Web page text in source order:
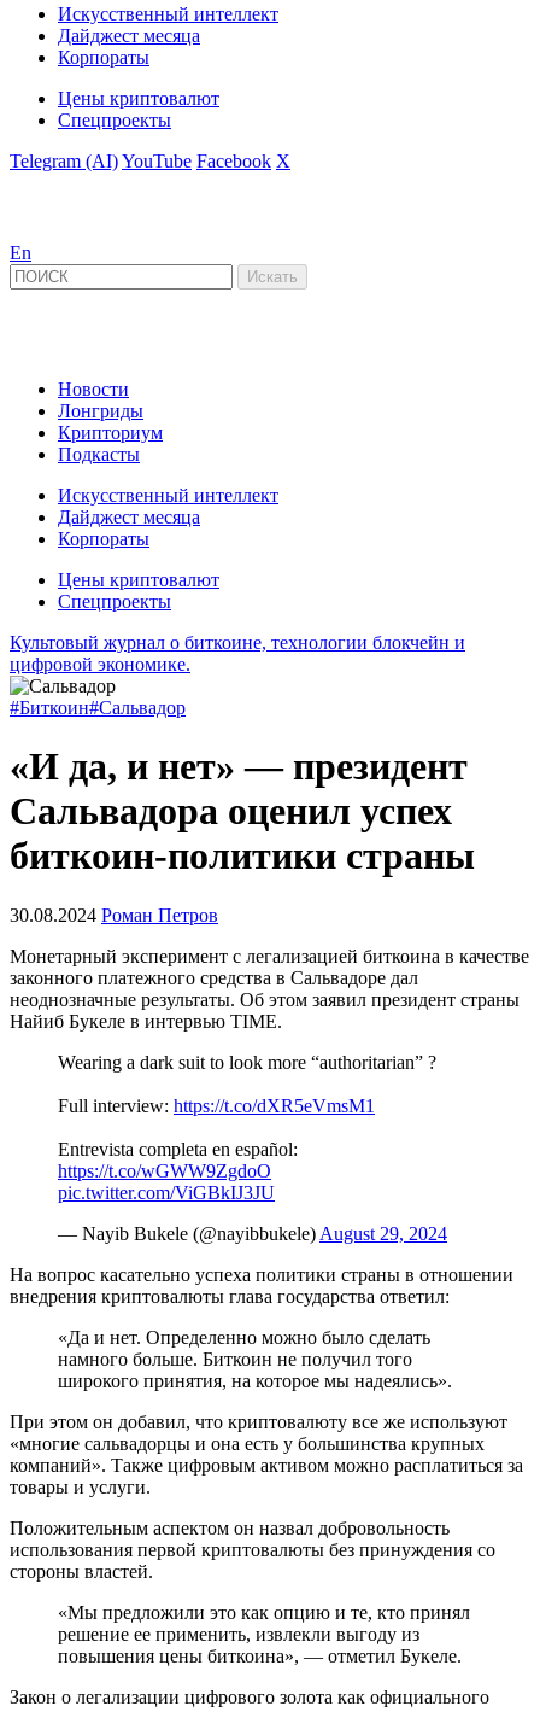
Искусственный интеллект
Дайджест месяца
Корпораты
Цены криптовалют
Спецпроекты
Telegram (AI)YouTube Facebook X
En
Новости
Лонгриды
Крипториум
Подкасты
Искусственный интеллект
Дайджест месяца
Корпораты
Цены криптовалют
Спецпроекты
Культовый журнал о биткоине, технологии блокчейн и
цифровой экономике.
#Биткоин#Сальвадор
«И да, и нет» — президент
Сальвадора оценил успех
биткоин-политики страны
30.08.2024 Роман Петров
Монетарный эксперимент с легализацией биткоина в качестве
законного платежного средства в Сальвадоре дал
неоднозначные результаты. Об этом заявил президент страны
Найиб Букеле в интервью TIME.
Wearing a dark suit to look more “authoritarian” ?
Full interview: https://t.co/dXR5eVmsM1
Entrevista completa en español:
https://t.co/wGWW9ZgdoO
pic.twitter.com/ViGBkIJ3JU
— Nayib Bukele (@nayibbukele) August 29, 2024
На вопрос касательно успеха политики страны в отношении
внедрения криптовалюты глава государства ответил:
«Да и нет. Определенно можно было сделать
намного больше. Биткоин не получил того
широкого принятия, на которое мы надеялись».
При этом он добавил, что криптовалюту все же используют
«многие сальвадорцы и она есть у большинства крупных
компаний». Также цифровым активом можно расплатиться за
товары и услуги.
Положительным аспектом он назвал добровольность
использования первой криптовалюты без принуждения со
стороны властей.
«Мы предложили это как опцию и те, кто принял
решение ее применить, извлекли выгоду из
повышения цены биткоина», — отметил Букеле.
Закон о легализации цифрового золота как официального